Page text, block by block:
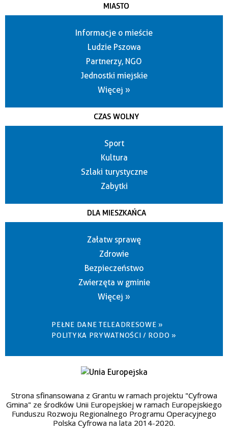
MIASTO
Informacje o mieście
Ludzie Pszowa
Partnerzy, NGO
Jednostki miejskie
Więcej »
CZAS WOLNY
Sport
Kultura
Szlaki turystyczne
Zabytki
DLA MIESZKAŃCA
Załatw sprawę
Zdrowie
Bezpieczeństwo
Zwierzęta w gminie
Więcej »
PEŁNE DANE TELEADRESOWE »
POLITYKA PRYWATNOŚCI / RODO »
Strona sfinansowana z Grantu w ramach projektu "Cyfrowa
Gmina" ze środków Unii Europejskiej w ramach Europejskiego
Funduszu Rozwoju Regionalnego Programu Operacyjnego
Polska Cyfrowa na lata 2014-2020.